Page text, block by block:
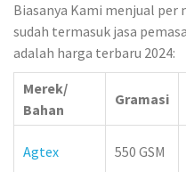
Biasanya Kami menjual
sudah termasuk jasa
adalah harga terbaru 2024:
Merek/
Bahan
Gramasi
Agtex 550 GSM